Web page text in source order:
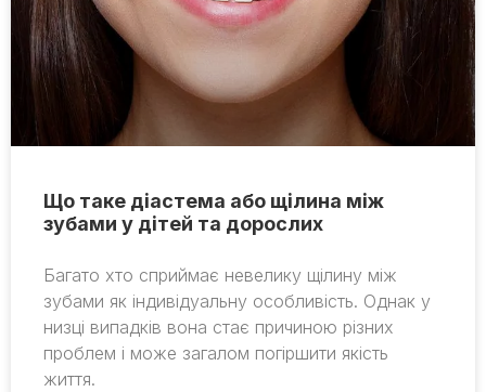
Що таке діастема або щілина між
зубами у дітей та дорослих
Багато хто сприймає невелику щілину між
зубами як індивідуальну особливість. Однак у
низці випадків вона стає причиною різних
проблем і може загалом погіршити якість
життя.